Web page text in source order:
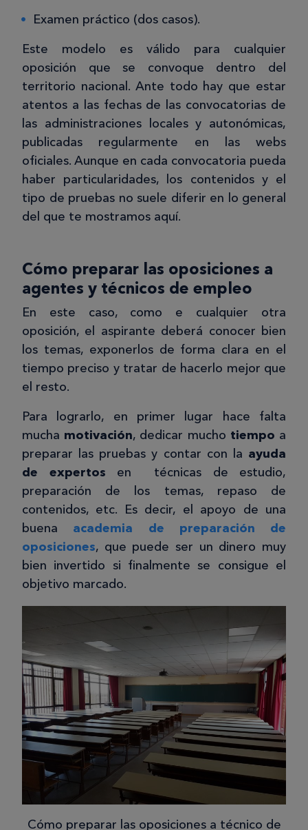
Examen práctico (dos casos).
Este modelo es válido para cualquier
oposición que se convoque dentro del
territorio nacional. Ante todo hay que estar
atentos a las fechas de las convocatorias de
las administraciones locales y autonómicas,
publicadas regularmente en las webs
oficiales. Aunque en cada convocatoria pueda
haber particularidades, los contenidos y el
tipo de pruebas no suele diferir en lo general
del que te mostramos aquí.
Cómo preparar las oposiciones a
agentes y técnicos de empleo
En este caso, como e cualquier otra
oposición, el aspirante deberá conocer bien
los temas, exponerlos de forma clara en el
tiempo preciso y tratar de hacerlo mejor que
el resto.
Para lograrlo, en primer lugar hace falta
mucha motivación, dedicar mucho tiempo a
preparar las pruebas y contar con la ayuda
de expertos en técnicas de estudio,
preparación de los temas, repaso de
contenidos, etc. Es decir, el apoyo de una
buena academia de preparación de
oposiciones, que puede ser un dinero muy
bien invertido si finalmente se consigue el
objetivo marcado.
Cómo preparar las oposiciones a técnico de